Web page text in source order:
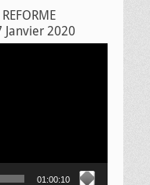
Janvier 2020
01:00:10